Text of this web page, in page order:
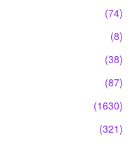
(74)
(8)
(38)
(87)
(1630)
(321)